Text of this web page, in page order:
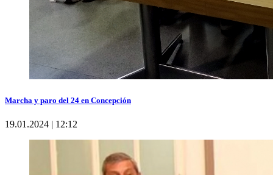
Marcha y paro del 24 en Concepción
19.01.2024 | 12:12